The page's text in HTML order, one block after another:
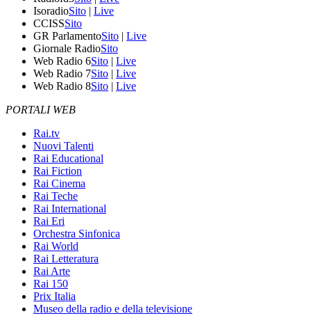
IsoradioSito | Live
CCISSSito
GR ParlamentoSito | Live
Giornale RadioSito
Web Radio 6Sito | Live
Web Radio 7Sito | Live
Web Radio 8Sito | Live
PORTALI WEB
Rai.tv
Nuovi Talenti
Rai Educational
Rai Fiction
Rai Cinema
Rai Teche
Rai International
Rai Eri
Orchestra Sinfonica
Rai World
Rai Letteratura
Rai Arte
Rai 150
Prix Italia
Museo della radio e della televisione